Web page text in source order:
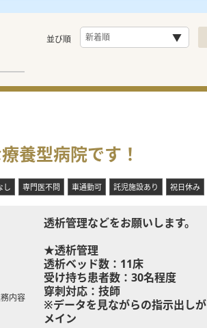
並び順
養型病院です！
し 専門医不問 車通勤可 託児施設あり 祝日休み
内容
透析管理などをお願いします。
★透析管理
透析ベッド数：11床
受け持ち患者数：30名程度
穿刺対応：技師
※データを見ながらの指示出しが
メイン